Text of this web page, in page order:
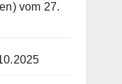
vom 27.